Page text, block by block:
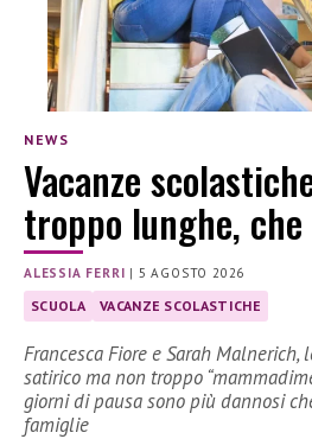
NEWS
Vacanze
troppo lunghe,
ALESSIA FERRI | 5 AGOSTO 2026
SCUOLA VACANZE SCOLASTICHE
Francesca Fiore e Sarah
satirico ma non troppo
giorni di pausa sono più dannosi
famiglie